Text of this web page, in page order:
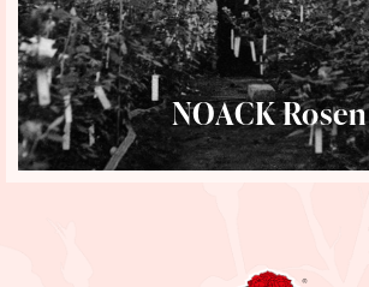
NOACK Rosen